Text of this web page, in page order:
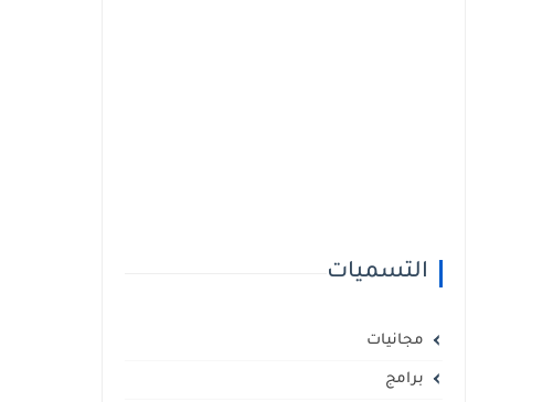
التسميات
مجانيات
برامج